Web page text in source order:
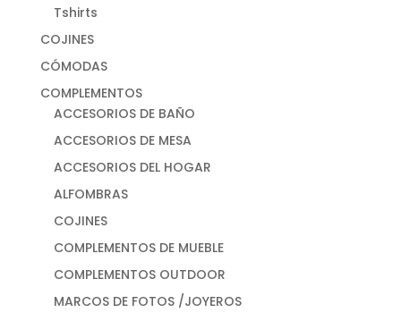
Tshirts
COJINES
CÓMODAS
COMPLEMENTOS
ACCESORIOS DE BAÑO
ACCESORIOS DE MESA
ACCESORIOS DEL HOGAR
ALFOMBRAS
COJINES
COMPLEMENTOS DE MUEBLE
COMPLEMENTOS OUTDOOR
MARCOS DE FOTOS /JOYEROS